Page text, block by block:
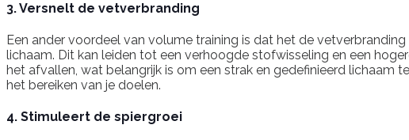
3. Versnelt de vetverbranding
Een ander voordeel van volume training is dat het de
lichaam. Dit kan leiden tot een verhoogde stofwisseling en een
het afvallen, wat belangrijk is om een strak en gedefinieerd lichaam
het bereiken van je doelen.
4. Stimuleert de spiergroei